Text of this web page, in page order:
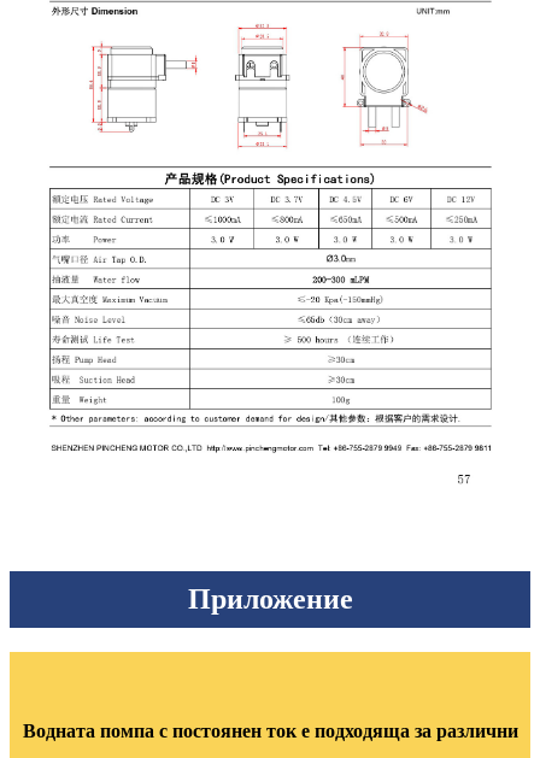
Приложение
Водната помпа с постоянен ток е подходяща за различни